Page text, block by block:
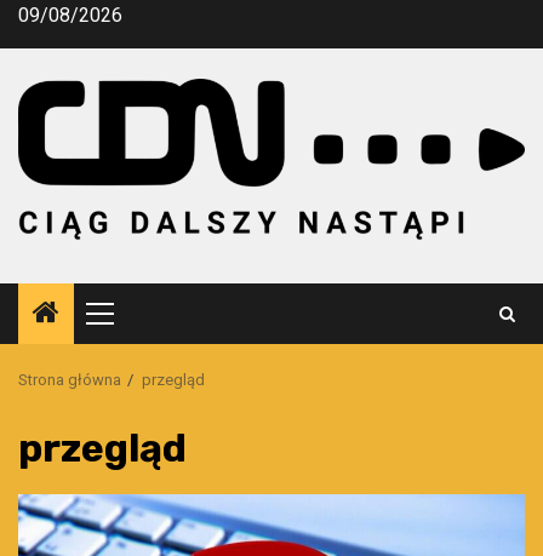
Przejdź
09/08/2026
Menu
główne
Strona główna przegląd
przegląd